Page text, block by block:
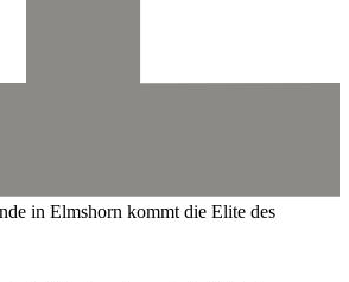
in Elmshorn kommt die Elite des